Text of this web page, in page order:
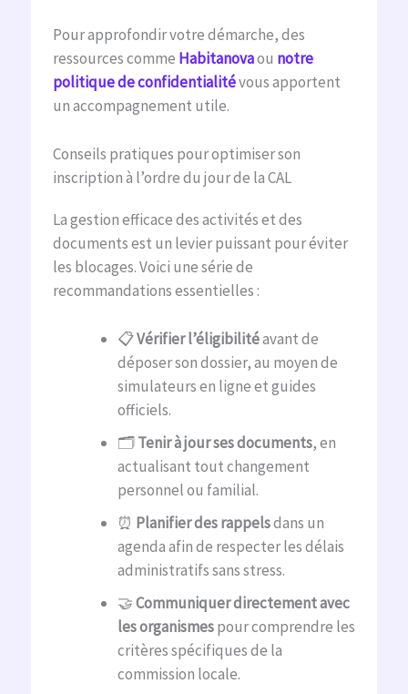
Pour approfondir votre démarche, des
ressources comme Habitanovaou notre
politique de confidentialitévous apportent
un accompagnement utile.
Conseils pratiques pour optimiser son
inscription à l’ordre du jour de la CAL
La gestion efficace des activités et des
documents est un levier puissant pour éviter
les blocages. Voici une série de
recommandations essentielles :
📋Vérifier l’éligibilitéavant de
déposer son dossier, au moyen de
simulateurs en ligne et guides
officiels.
🗂Tenir à jour ses documents, en
actualisant tout changement
personnel ou familial.
⏰ Planifier des rappelsdans un
agenda afin de respecter les délais
administratifs sans stress.
🤝Communiquer directement avec
les organismespour comprendre les
critères spécifiques de la
commission locale.